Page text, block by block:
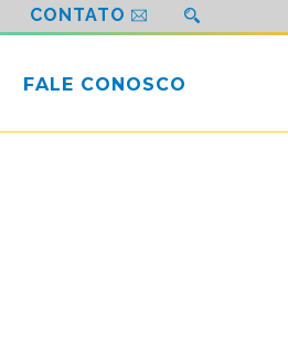
CONTATO
FALE CONOSCO